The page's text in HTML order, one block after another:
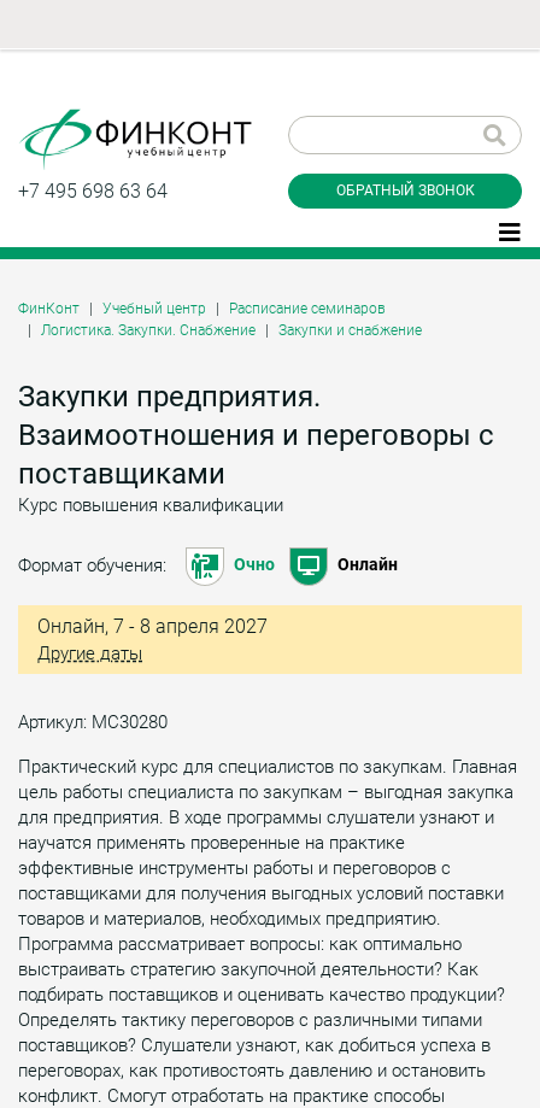
+7 495 698 63 64 ОБРАТНЫЙ ЗВОНОК
ФинКонт Учебный центр
Расписание семинаров
Логистика. Закупки. Снабжение
Закупки и снабжение
Закупки предприятия.
Взаимоотношения и переговоры с
поставщиками
Курс повышения квалификации
Формат обучения: Очно Онлайн
Онлайн, 7 - 8 апреля 2027
Другие даты
Артикул: МС30280
Практический курс для специалистов по закупкам. Главная
цель работы специалиста по закупкам – выгодная закупка
для предприятия. В ходе программы слушатели узнают и
научатся применять проверенные на практике
эффективные инструменты работы и переговоров с
поставщиками для получения выгодных условий поставки
товаров и материалов, необходимых предприятию.
Программа рассматривает вопросы: как оптимально
выстраивать стратегию закупочной деятельности? Как
подбирать поставщиков и оценивать качество продукции?
Определять тактику переговоров с различными типами
поставщиков? Слушатели узнают, как добиться успеха в
переговорах, как противостоять давлению и остановить
конфликт. Смогут отработать на практике способы
звонок
Даю согласие на обработку персональных
Заказать